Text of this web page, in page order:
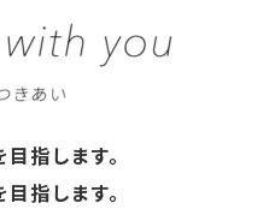
指します。
指します。